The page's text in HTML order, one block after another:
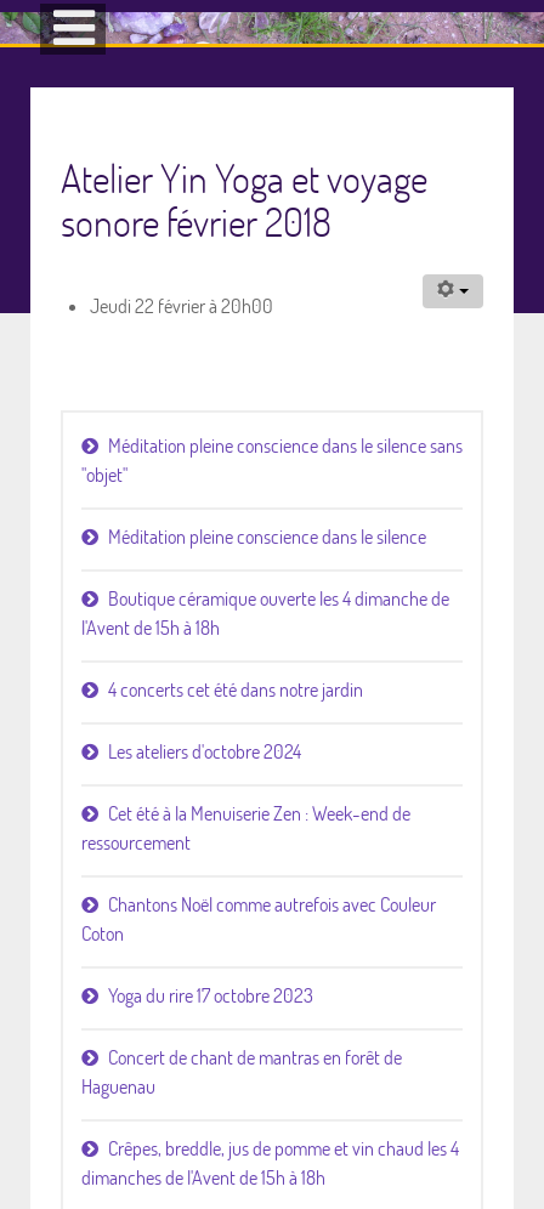
Atelier Yin Yoga et voyage
sonore février 2018
Jeudi 22 février à 20h00
Méditation pleine conscience dans le silence sans
"objet"
Méditation pleine conscience dans le silence
Boutique céramique ouverte les 4 dimanche de
l'Avent de 15h à 18h
4 concerts cet été dans notre jardin
Les ateliers d'octobre 2024
Cet été à la Menuiserie Zen : Week-end de
ressourcement
Chantons Noël comme autrefois avec Couleur
Coton
Yoga du rire 17 octobre 2023
Concert de chant de mantras en forêt de
Haguenau
Crêpes, breddle, jus de pomme et vin chaud les 4
dimanches de l'Avent de 15h à 18h